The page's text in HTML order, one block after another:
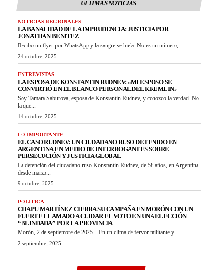
ÚLTIMAS NOTICIAS
NOTICIAS REGIONALES
LA BANALIDAD DE LA IMPRUDENCIA: JUSTICIA POR
JONATHAN BENITEZ
Recibo un flyer por WhatsApp y la sangre se hiela. No es un número,...
24 octubre, 2025
ENTREVISTAS
LA ESPOSA DE KONSTANTIN RUDNEV: «MI ESPOSO SE
CONVIRTIÓ EN EL BLANCO PERSONAL DEL KREMLIN»
Soy Tamara Saburova, esposa de Konstantin Rudnev, y conozco la verdad. No
la que...
14 octubre, 2025
LO IMPORTANTE
EL CASO RUDNEV: UN CIUDADANO RUSO DETENIDO EN
ARGENTINA EN MEDIO DE INTERROGANTES SOBRE
PERSECUCIÓN Y JUSTICIA GLOBAL
La detención del ciudadano ruso Konstantin Rudnev, de 58 años, en Argentina
desde marzo...
9 octubre, 2025
POLITICA
CHAPU MARTÍNEZ CIERRA SU CAMPAÑA EN MORÓN CON UN
FUERTE LLAMADO A CUIDAR EL VOTO EN UNA ELECCIÓN
“BLINDADA” POR LA PROVINCIA
Morón, 2 de septiembre de 2025 – En un clima de fervor militante y...
2 septiembre, 2025